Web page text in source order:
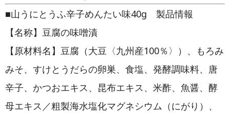
■山うにとうふ辛子めんたい味40g 製品情報
【名称】豆腐の味噌漬
【原材料名】豆腐（大豆〈九州産100％〉）、もろみ
みそ、すけとうだらの卵巣、食塩、発酵調味料、唐
辛子、かつおエキス、昆布エキス、米酢、魚醤、酵
母エキス／粗製海水塩化マグネシウム（にがり）、